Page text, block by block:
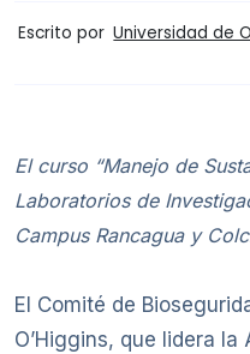
Escrito por Universidad de
El curso “Manejo de
Laboratorios de
Campus Rancagua y
El Comité de
O’Higgins, que lidera